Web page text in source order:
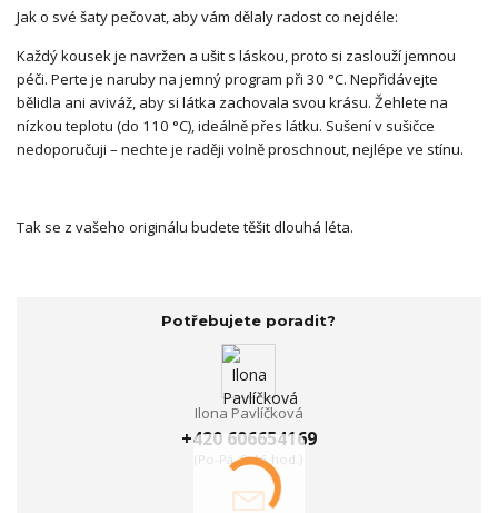
Jak o své šaty pečovat, aby vám dělaly radost co nejdéle:
Každý kousek je navržen a ušit s láskou, proto si zaslouží jemnou
péči. Perte je naruby na jemný program při 30 °C. Nepřidávejte
bělidla ani aviváž, aby si látka zachovala svou krásu. Žehlete na
nízkou teplotu (do 110 °C), ideálně přes látku. Sušení v sušičce
nedoporučuji – nechte je raději volně proschnout, nejlépe ve stínu.
Tak se z vašeho originálu budete těšit dlouhá léta.
Potřebujete poradit?
Ilona Pavlíčková
+420 606654169
(Po-Pá, 8-16 hod.)